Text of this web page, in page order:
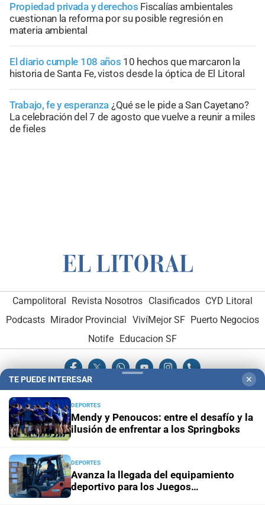
Propiedad privada y derechos Fiscalías ambientales
cuestionan la reforma por su posible regresión en
materia ambiental
El diario cumple 108 años 10 hechos que marcaron la
historia de Santa Fe, vistos desde la óptica de El Litoral
Trabajo, fe y esperanza ¿Qué se le pide a San Cayetano?
La celebración del 7 de agosto que vuelve a reunir a miles
de fieles
Campolitoral Revista Nosotros Clasificados CYD Litoral
Podcasts Mirador Provincial VivíMejor SF Puerto Negocios
Notife Educacion SF
Hemeroteca Digital (1930-1979)-Receptorías de avisos
Opcionales con El Litoral
TE PUEDE INTERESAR ✕
DEPORTES
Mendy y Penoucos: entre el desafío y la
ilusión de enfrentar a los Springboks
DEPORTES
Avanza la llegada del equipamiento
deportivo para los Juegos